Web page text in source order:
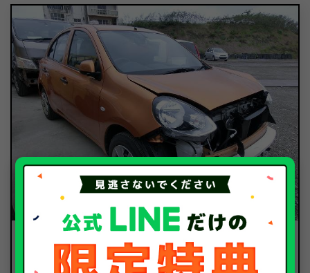
買取金額16.7万円